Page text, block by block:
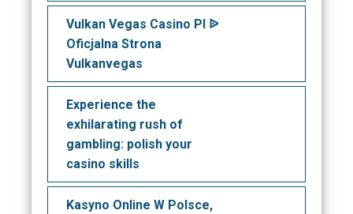
Vulkan Vegas Casino Pl ᐉ
Oficjalna Strona
Vulkanvegas
Experience the
exhilarating rush of
gambling: polish your
casino skills
Kasyno Online W Polsce,